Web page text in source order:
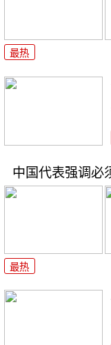
最热
中国代表强调必
最热